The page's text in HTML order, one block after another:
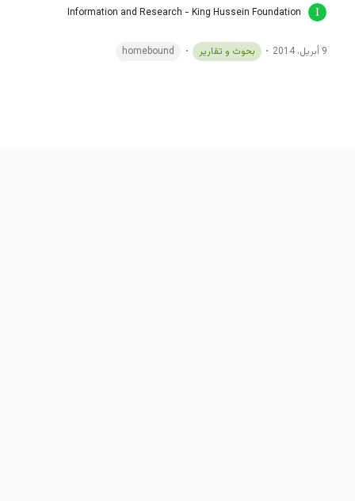
Information and Research - King Hussein Foundation
9 أبريل، 2014 بحوث و تقارير homebound